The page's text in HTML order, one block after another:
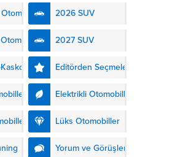
hibrit teknolojisindeki
uzmanlığını...
isteyen 2027 DS No7,
kendinden şarjlı hibrit
teknolojisiyle buluşturuyor.
DS Automobiles’in yeni...
2026 SUV
2027 SUV
Editörden Seçmeler
Elektrikli Otomobiller
Lüks Otomobiller
Yorum ve Görüşler